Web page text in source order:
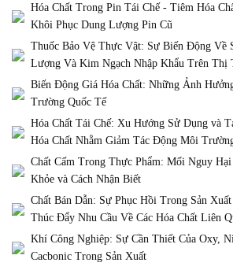
Hóa Chất Trong Pin Tái Chế - Tiêm Hóa
Khôi Phục Dung Lượng Pin Cũ
Thuốc Bảo Vệ Thực Vật: Sự Biến Động Về
Lượng Và Kim Ngạch Nhập Khẩu Trên Thị
Biến Động Giá Hóa Chất: Những Ảnh
Trường Quốc Tế
Hóa Chất Tái Chế: Xu Hướng Sử Dụng và
Hóa Chất Nhằm Giảm Tác Động Môi
Chất Cấm Trong Thực Phẩm: Mối Nguy
Khỏe và Cách Nhận Biết
Chất Bán Dẫn: Sự Phục Hồi Trong Sản
Thúc Đẩy Nhu Cầu Về Các Hóa Chất Liên
Khí Công Nghiệp: Sự Cần Thiết Của Oxy,
Cacbonic Trong Sản Xuất